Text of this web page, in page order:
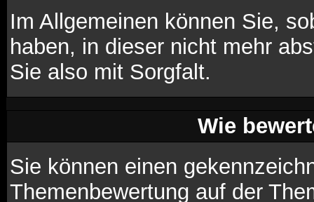
Im Allgemeinen können Sie,
haben, in dieser nicht mehr
Sie also mit Sorgfalt.
Wie
Sie können einen
Themenbewertung auf der